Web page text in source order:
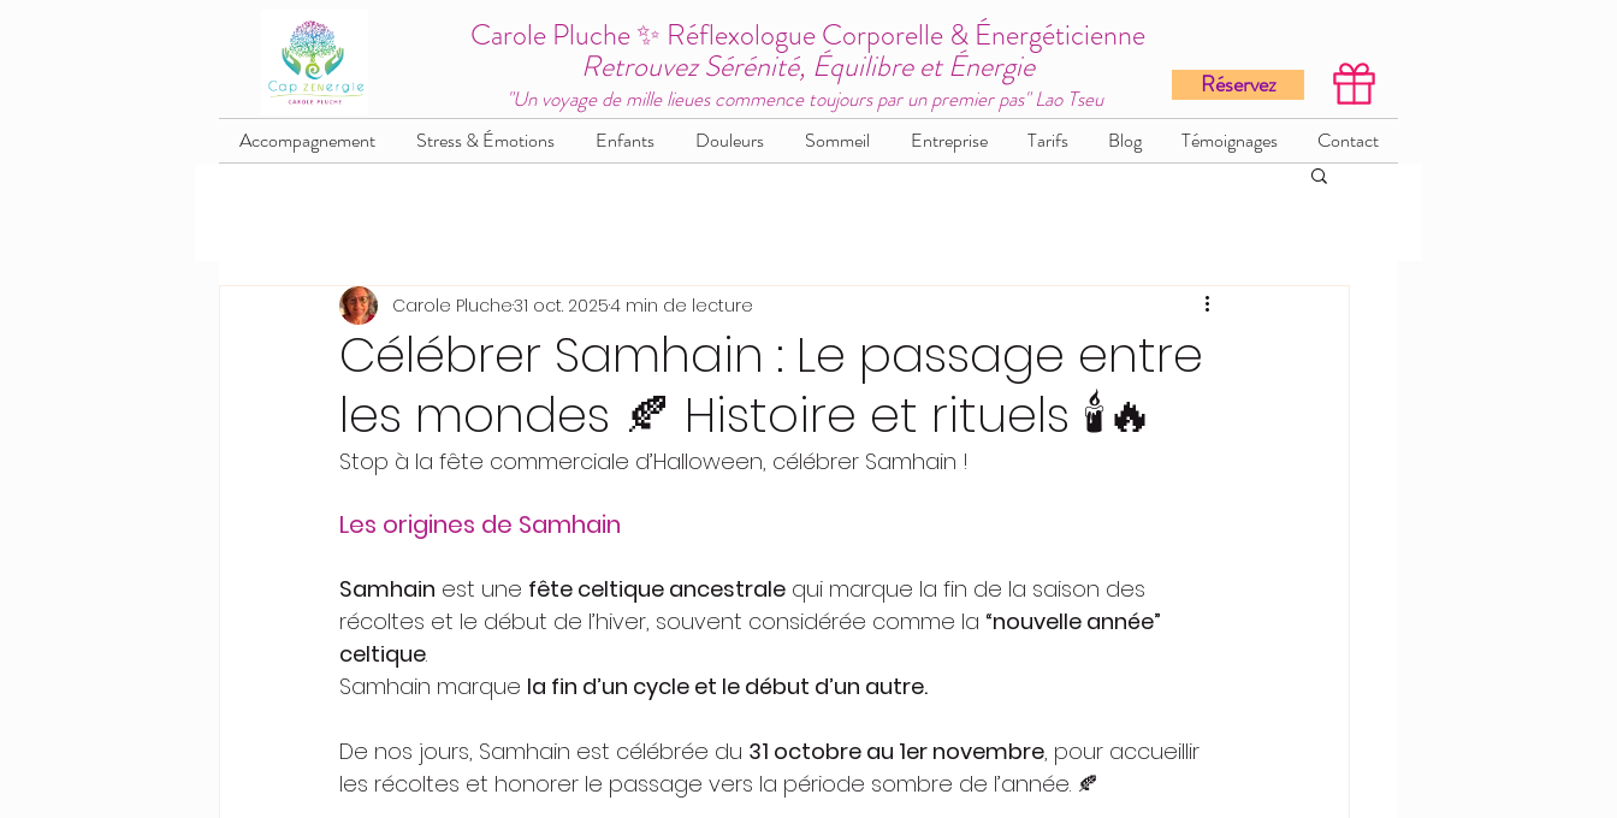
Carole Pluche ✨ Réflexologue Corporelle & Énergéticienne
Retrouvez Sérénité, Équilibre et Énergie
"Un voyage de mille lieues commence toujours par un premier pas" Lao Tseu Réservez
Accompagnement Stress & Émotions Enfants Douleurs Sommeil Entreprise Tarifs Blog Témoignages Contact
Célébrer Samhain : Le passage entre
les mondes 🍂 Histoire et rituels 🕯️🔥
Carole Pluche31 oct. 20254 min de lecture
Stop à la fête commerciale d’Halloween, célébrer Samhain !
Les origines de Samhain
Samhain est une fête celtique ancestrale qui marque la fin de la saison des
récoltes et le début de l’hiver, souvent considérée comme la “nouvelle année”
celtique.
Samhain marque la fin d’un cycle et le début d’un autre.
De nos jours, Samhain est célébrée du 31 octobre au 1er novembre, pour accueillir
les récoltes et honorer le passage vers la période sombre de l’année. 🍂